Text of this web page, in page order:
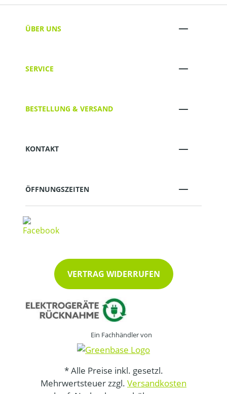
ÜBER UNS
SERVICE
BESTELLUNG & VERSAND
KONTAKT
ÖFFNUNGSZEITEN
VERTRAG WIDERRUFEN
Ein Fachhändler von
* Alle Preise inkl. gesetzl.
Mehrwertsteuer zzgl. Versandkosten